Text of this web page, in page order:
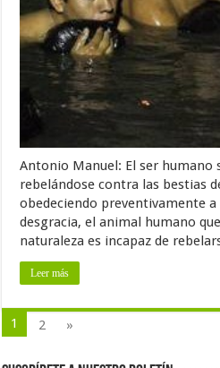
Antonio Manuel: El ser humano
rebelándose contra las bestias
obedeciendo preventivamente
desgracia, el animal humano
naturaleza es incapaz de
Leer más
1 2 »